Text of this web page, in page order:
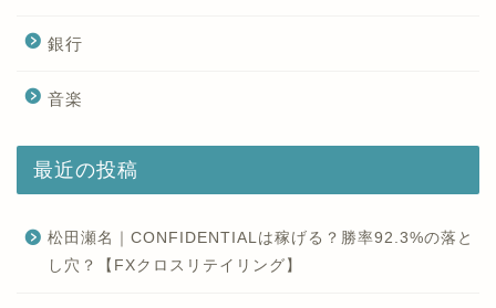
銀行
音楽
最近の投稿
松田瀬名｜CONFIDENTIALは稼げる？勝率92.3%の落と
し穴？【FXクロスリテイリング】